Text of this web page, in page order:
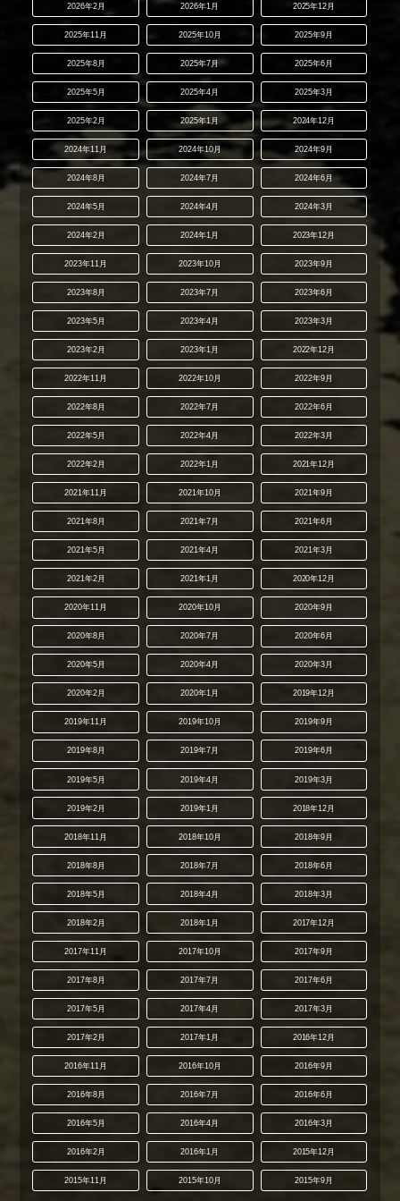
2026年2月 2026年1月 2025年12月
2025年11月 2025年10月 2025年9月
2025年8月 2025年7月 2025年6月
2025年5月 2025年4月 2025年3月
2025年2月 2025年1月 2024年12月
2024年11月 2024年10月 2024年9月
2024年8月 2024年7月 2024年6月
2024年5月 2024年4月 2024年3月
2024年2月 2024年1月 2023年12月
2023年11月 2023年10月 2023年9月
2023年8月 2023年7月 2023年6月
2023年5月 2023年4月 2023年3月
2023年2月 2023年1月 2022年12月
2022年11月 2022年10月 2022年9月
2022年8月 2022年7月 2022年6月
2022年5月 2022年4月 2022年3月
2022年2月 2022年1月 2021年12月
2021年11月 2021年10月 2021年9月
2021年8月 2021年7月 2021年6月
2021年5月 2021年4月 2021年3月
2021年2月 2021年1月 2020年12月
2020年11月 2020年10月 2020年9月
2020年8月 2020年7月 2020年6月
2020年5月 2020年4月 2020年3月
2020年2月 2020年1月 2019年12月
2019年11月 2019年10月 2019年9月
2019年8月 2019年7月 2019年6月
2019年5月 2019年4月 2019年3月
2019年2月 2019年1月 2018年12月
2018年11月 2018年10月 2018年9月
2018年8月 2018年7月 2018年6月
2018年5月 2018年4月 2018年3月
2018年2月 2018年1月 2017年12月
2017年11月 2017年10月 2017年9月
2017年8月 2017年7月 2017年6月
2017年5月 2017年4月 2017年3月
2017年2月 2017年1月 2016年12月
2016年11月 2016年10月 2016年9月
2016年8月 2016年7月 2016年6月
2016年5月 2016年4月 2016年3月
2016年2月 2016年1月 2015年12月
2015年11月 2015年10月 2015年9月